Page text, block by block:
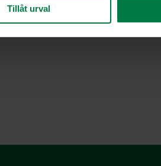
Tillåt urval